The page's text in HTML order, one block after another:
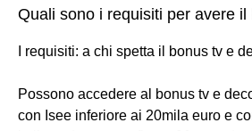
Quali sono i requisiti per avere il
I requisiti: a chi spetta il bonus tv e
Possono accedere al bonus tv e
con Isee inferiore ai 20mila euro e